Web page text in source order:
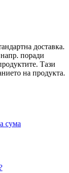
доставка.
поради
Тази
на продукта.
сума